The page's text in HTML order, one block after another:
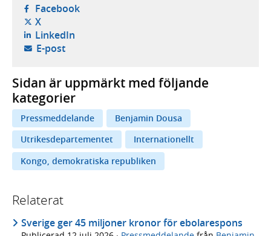
Facebook- öppnas i ny flik, extern webbplats,
X- öppnas i ny flik, extern webbplats,
LinkedIn- öppnas i ny flik, extern webbplats,
E-post- öppnar din e-postklient,
Sidan är uppmärkt med följande
kategorier
Pressmeddelande
Benjamin Dousa
Utrikesdepartementet
Internationellt
Kongo, demokratiska republiken
Relaterat
Sverige ger 45 miljoner kronor för ebolarespons